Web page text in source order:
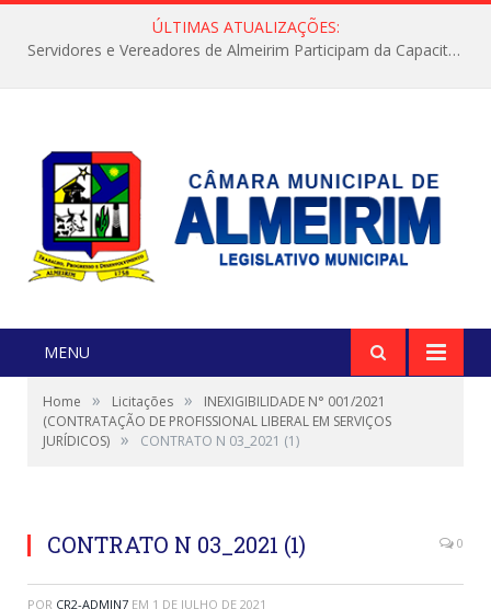
ÚLTIMAS ATUALIZAÇÕES:
Servidores e Vereadores de Almeirim Participam da Capacitação “Orientar é a Nossa Missão”
MENU
Home » Licitações »
INEXIGIBILIDADE N° 001/2021
(CONTRATAÇÃO DE PROFISSIONAL LIBERAL EM SERVIÇOS
JURÍDICOS) » CONTRATO N 03_2021 (1)
CONTRATO N 03_2021 (1) 0
POR CR2-ADMIN7 EM 1 DE JULHO DE 2021